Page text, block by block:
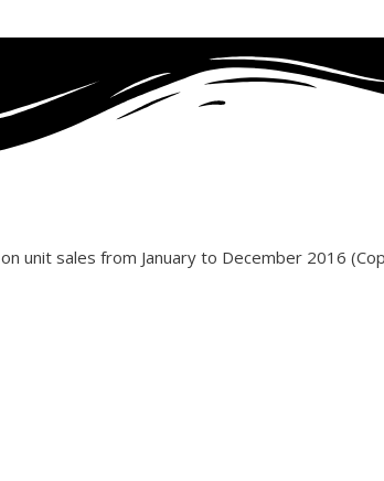
unit sales from January to December 2016